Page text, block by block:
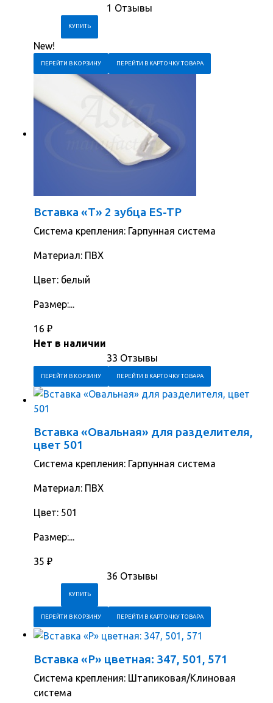
1 Отзывы
New!
ПЕРЕЙТИ В КОРЗИНУ ПЕРЕЙТИ В КАРТОЧКУ ТОВАРА
Вставка «Т» 2 зубца ES-TP
Система крепления: Гарпунная система
Материал: ПВХ
Цвет: белый
Размер:...
16 ₽
Нет в наличии
33 Отзывы
ПЕРЕЙТИ В КОРЗИНУ ПЕРЕЙТИ В КАРТОЧКУ ТОВАРА
Вставка «Овальная» для разделителя,
цвет 501
Система крепления: Гарпунная система
Материал: ПВХ
Цвет: 501
Размер:...
35 ₽
36 Отзывы
ПЕРЕЙТИ В КОРЗИНУ ПЕРЕЙТИ В КАРТОЧКУ ТОВАРА
Вставка «Р» цветная: 347, 501, 571
Система крепления: Штапиковая/Клиновая
система